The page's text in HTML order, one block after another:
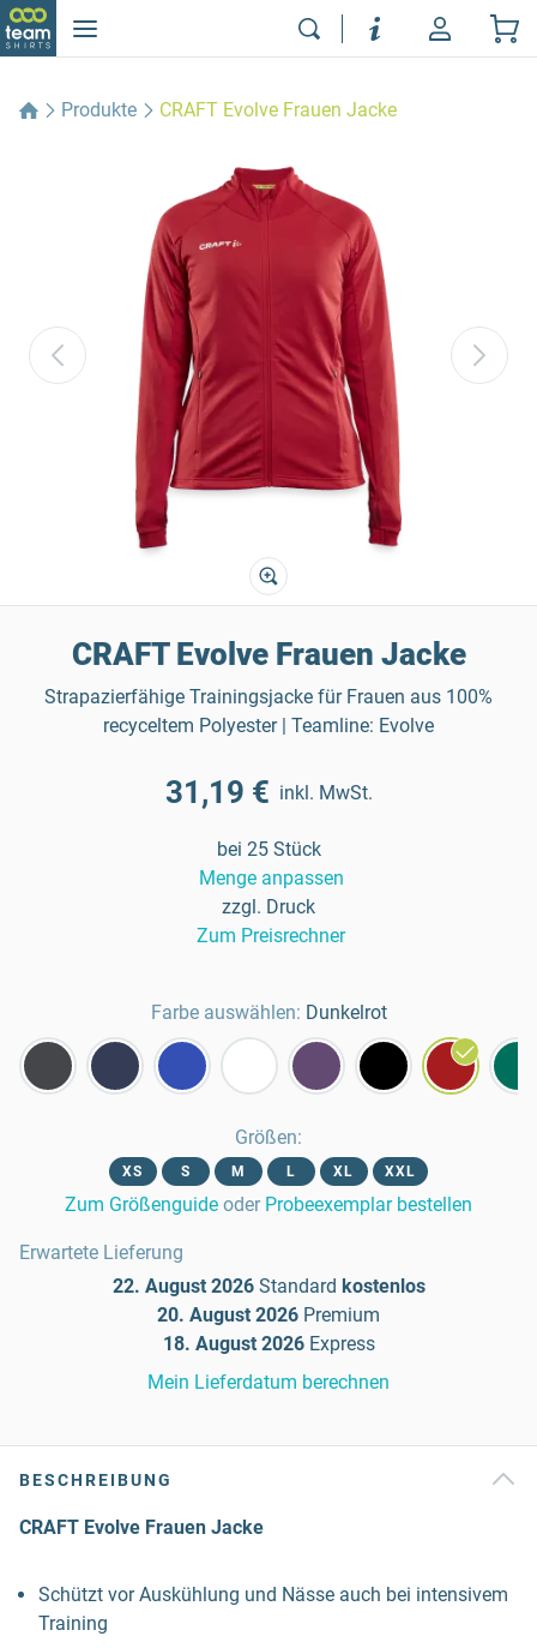
Produkte CRAFT Evolve Frauen Jacke
CRAFT Evolve Frauen Jacke
Strapazierfähige Trainingsjacke für Frauen aus 100%
recyceltem Polyester | Teamline: Evolve
31,19 € inkl. MwSt.
bei 25 Stück
Menge anpassen
zzgl. Druck
Zum Preisrechner
Farbe auswählen: Dunkelrot
Größen:
XS S M L XL XXL
Zum Größenguide oder Probeexemplar bestellen
Erwartete Lieferung
22. August 2026 Standard kostenlos
20. August 2026 Premium
18. August 2026 Express
Mein Lieferdatum berechnen
BESCHREIBUNG
CRAFT Evolve Frauen Jacke
Schützt vor Auskühlung und Nässe auch bei intensivem
Training